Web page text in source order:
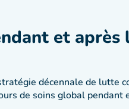
et
décennale de lutte
de soins global pendant